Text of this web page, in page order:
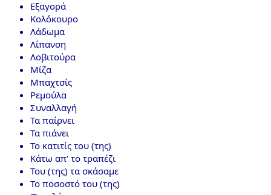
Εξαγορά
Κολόκουρο
Λάδωμα
Λίπανση
Λοβιτούρα
Μίζα
Μπαχτσίς
Ρεμούλα
Συναλλαγή
Τα παίρνει
Τα πιάνει
Το κατιτίς του (της)
Κάτω απ' το τραπέζι
Του (της) τα σκάσαμε
Το ποσοστό του (της)